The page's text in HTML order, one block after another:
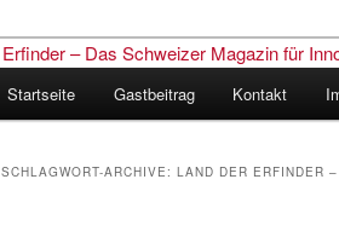
Land der Erfinder
für Innovationen
Startseite Gastbeitrag Kontakt
SCHLAGWORT-ARCHIVE: LAND DER ERFINDER